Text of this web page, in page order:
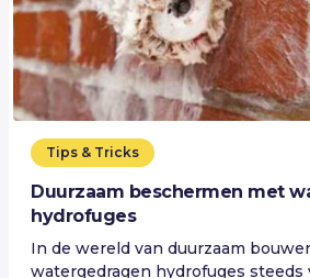
Tips & Tricks
Duurzaam beschermen met
hydrofuges
In de wereld van duurzaam
watergedragen hydrofuges steeds